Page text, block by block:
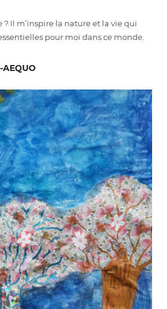
? Il m’inspire la nature et la vie qui
pour moi dans ce monde.
AEQUO